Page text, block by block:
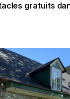
gratuits